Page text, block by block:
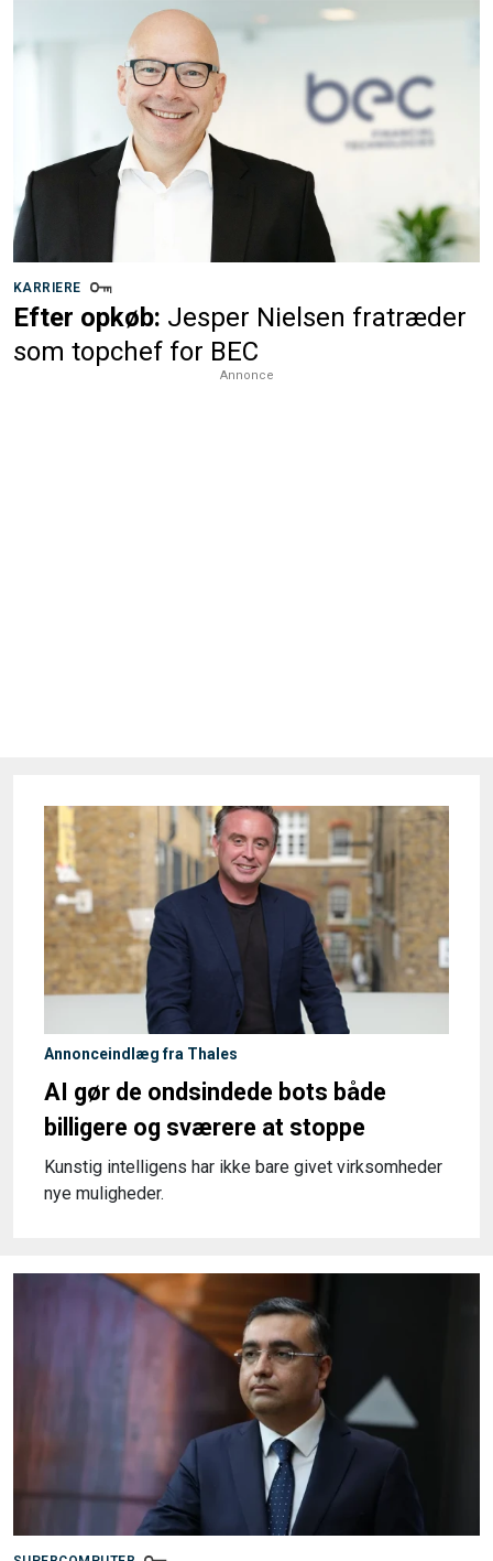
KARRIERE
Efter opkøb: Jesper Nielsen fratræder
som topchef for BEC
Annonce
Annonceindlæg fra Thales
AI gør de ondsindede bots både
billigere og sværere at stoppe
Kunstig intelligens har ikke bare givet virksomheder
nye muligheder.